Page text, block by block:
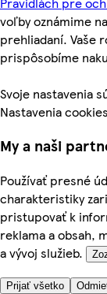
voľby oznámime
prehliadaní. Vaše
prispôsobíme
Svoje nastavenia
Nastavenia
My a naši
Používať presné
charakteristiky
pristupovať k
reklama a obsah,
a vývoj služieb.
Prijať všetko